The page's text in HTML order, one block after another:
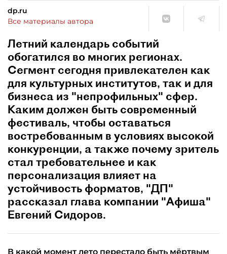
dp.ru
Все материалы автора
Летний календарь событий
обогатился во многих регионах.
Сегмент сегодня привлекателен как
для культурных институтов, так и для
бизнеса из "непрофильных" сфер.
Каким должен быть современный
фестиваль, чтобы оставаться
востребованным в условиях высокой
конкуренции, а также почему зритель
стал требовательнее и как
персонализация влияет на
устойчивость форматов, "ДП"
рассказал глава компании "Афиша"
Евгений Сидоров.
В какой момент лето перестало быть мёртвым